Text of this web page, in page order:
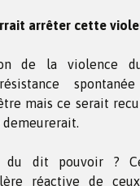
arrêter cette
de la violence
mais ce serait
demeurerait.
du dit pouvoir ?
réactive de